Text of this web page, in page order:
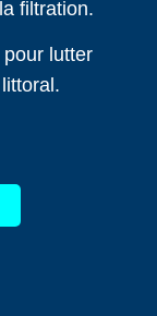
filtration.
lutter